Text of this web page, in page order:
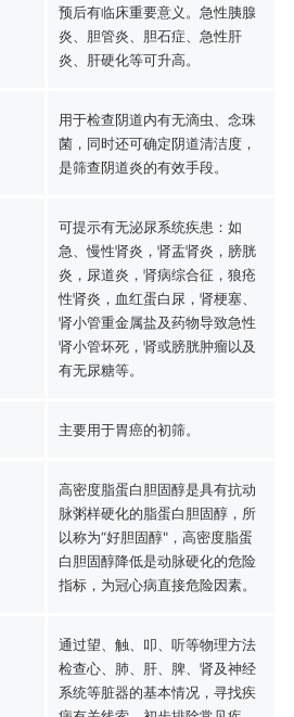
预后有临床重要意义。急性胰腺
炎、胆管炎、胆石症、急性肝
炎、肝硬化等可升高。
用于检查阴道内有无滴虫、念珠
菌，同时还可确定阴道清洁度，
是筛查阴道炎的有效手段。
可提示有无泌尿系统疾患：如
急、慢性肾炎，肾盂肾炎，膀胱
炎，尿道炎，肾病综合征，狼疮
性肾炎，血红蛋白尿，肾梗塞、
肾小管重金属盐及药物导致急性
肾小管坏死，肾或膀胱肿瘤以及
有无尿糖等。
主要用于胃癌的初筛。
高密度脂蛋白胆固醇是具有抗动
脉粥样硬化的脂蛋白胆固醇，所
以称为“好胆固醇"，高密度脂蛋
白胆固醇降低是动脉硬化的危险
指标，为冠心病直接危险因素。
通过望、触、叩、听等物理方法
检查心、肺、肝、脾、肾及神经
系统等脏器的基本情况，寻找疾